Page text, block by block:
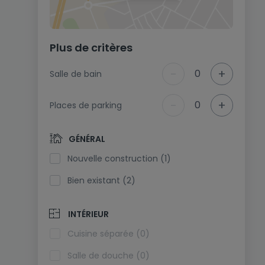
Plus de critères
Salle de bain 0 +
Places de parking 0 +
GÉNÉRAL
Nouvelle construction (1)
Bien existant (2)
INTÉRIEUR
Cuisine séparée (0)
Salle de douche (0)